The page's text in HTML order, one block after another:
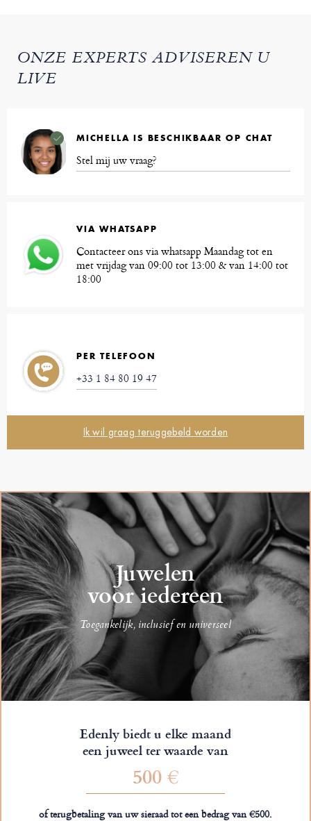
ONZE EXPERTS ADVISEREN U
LIVE
MICHELLA IS BESCHIKBAAR OP CHAT
Stel mij uw vraag?
VIA WHATSAPP
Contacteer ons via whatsapp Maandag tot en
met vrijdag van 09:00 tot 13:00 & van 14:00 tot
18:00
PER TELEFOON
+33 1 84 80 19 47
Ik wil graag teruggebeld worden
Juwelen
voor iedereen
Toegankelijk, inclusief en universeel
Edenly biedt u elke maand
een juweel ter waarde van
500 €
of terugbetaling van uw sieraad tot een bedrag van €500.